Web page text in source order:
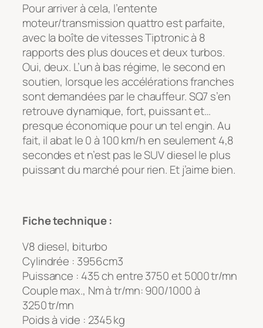
Pour arriver à cela, l’entente
moteur/transmission quattro est parfaite,
avec la boîte de vitesses Tiptronic à 8
rapports des plus douces et deux turbos.
Oui, deux. L’un à bas régime, le second en
soutien, lorsque les accélérations franches
sont demandées par le chauffeur. SQ7 s’en
retrouve dynamique, fort, puissant et…
presque économique pour un tel engin. Au
fait, il abat le 0 à 100 km/h en seulement 4,8
secondes et n’est pas le SUV diesel le plus
puissant du marché pour rien. Et j’aime bien.
Fiche technique :
V8 diesel, biturbo
Cylindrée : 3956 cm3
Puissance : 435 ch entre 3750 et 5000 tr/mn
Couple max., Nm à tr/mn: 900/1000 à
3250 tr/mn
Poids à vide : 2345 kg